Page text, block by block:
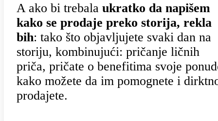
A ako bi trebala ukratko da napišem
kako se prodaje preko storija, rekla
bih: tako što objavljujete svaki dan na
storiju, kombinujući: pričanje ličnih
priča, pričate o benefitima svoje
kako možete da im pomognete i
prodajete.